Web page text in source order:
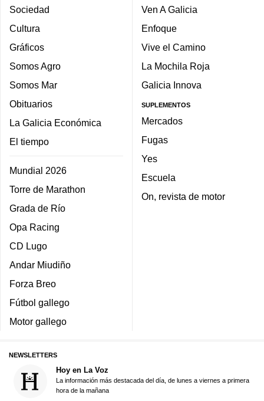
Sociedad
Cultura
Gráficos
Somos Agro
Somos Mar
Obituarios
La Galicia Económica
El tiempo
Mundial 2026
Torre de Marathon
Grada de Río
Opa Racing
CD Lugo
Andar Miudiño
Forza Breo
Fútbol gallego
Motor gallego
Ven A Galicia
Enfoque
Vive el Camino
La Mochila Roja
Galicia Innova
SUPLEMENTOS
Mercados
Fugas
Yes
Escuela
On, revista de motor
NEWSLETTERS
Hoy en La Voz
La información más destacada del día, de lunes a viernes a primera
hora de la mañana